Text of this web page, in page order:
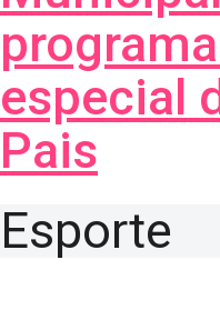
especial
Pais
Esporte